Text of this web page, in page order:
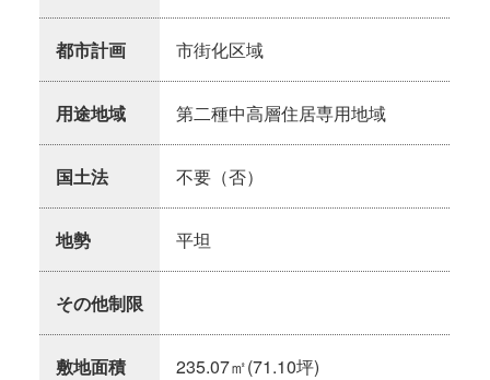
都市計画 市街化区域
用途地域 第二種中高層住居専用地域
国土法 不要（否）
地勢 平坦
その他制限
敷地面積 235.07㎡(71.10坪)